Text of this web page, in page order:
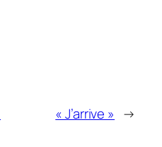
« J’arrive » →